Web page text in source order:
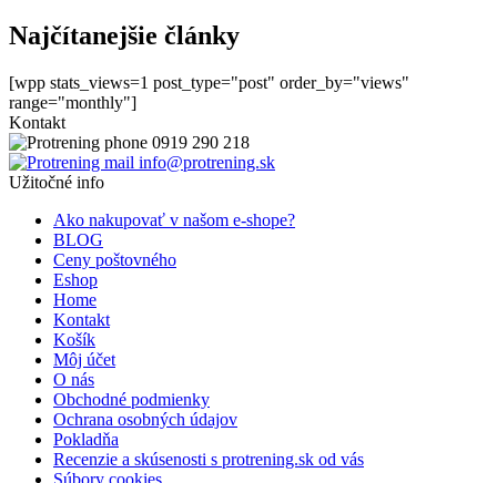
Najčítanejšie články
[wpp stats_views=1 post_type="post" order_by="views"
range="monthly"]
Kontakt
0919 290 218
info@protrening.sk
Užitočné info
Ako nakupovať v našom e-shope?
BLOG
Ceny poštovného
Eshop
Home
Kontakt
Košík
Môj účet
O nás
Obchodné podmienky
Ochrana osobných údajov
Pokladňa
Recenzie a skúsenosti s protrening.sk od vás